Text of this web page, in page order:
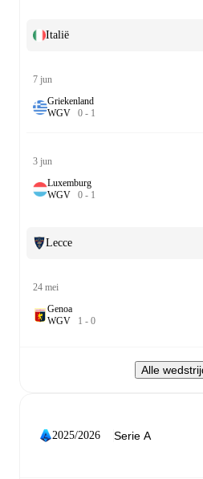
Italië
7 jun
Griekenland
WGV 0 - 1
3 jun
Luxemburg
WGV 0 - 1
Lecce
24 mei
Genoa
WGV 1 - 0
Alle
2025/2026